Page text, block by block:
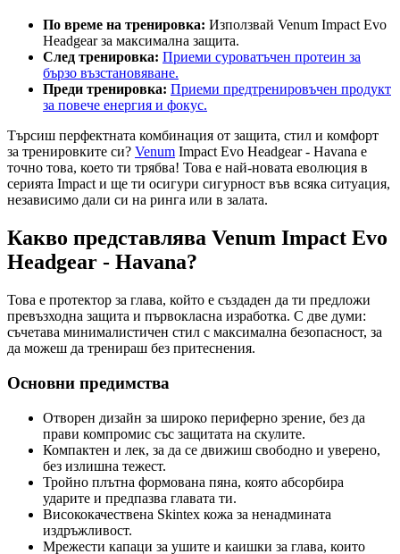
По време на тренировка: Използвай Venum Impact Evo
Headgear за максимална защита.
След тренировка: Приеми суроватъчен протеин за
бързо възстановяване.
Преди тренировка: Приеми предтренировъчен продукт
за повече енергия и фокус.
Търсиш перфектната комбинация от защита, стил и комфорт
за тренировките си? Venum Impact Evo Headgear - Havana е
точно това, което ти трябва! Това е най-новата еволюция в
серията Impact и ще ти осигури сигурност във всяка ситуация,
независимо дали си на ринга или в залата.
Какво представлява Venum Impact Evo
Headgear - Havana?
Това е протектор за глава, който е създаден да ти предложи
превъзходна защита и първокласна изработка. С две думи:
съчетава минималистичен стил с максимална безопасност, за
да можеш да тренираш без притеснения.
Основни предимства
Отворен дизайн за широко периферно зрение, без да
прави компромис със защитата на скулите.
Компактен и лек, за да се движиш свободно и уверено,
без излишна тежест.
Тройно плътна формована пяна, която абсорбира
ударите и предпазва главата ти.
Висококачествена Skintex кожа за ненадмината
издръжливост.
Мрежести капаци за ушите и каишки за глава, които